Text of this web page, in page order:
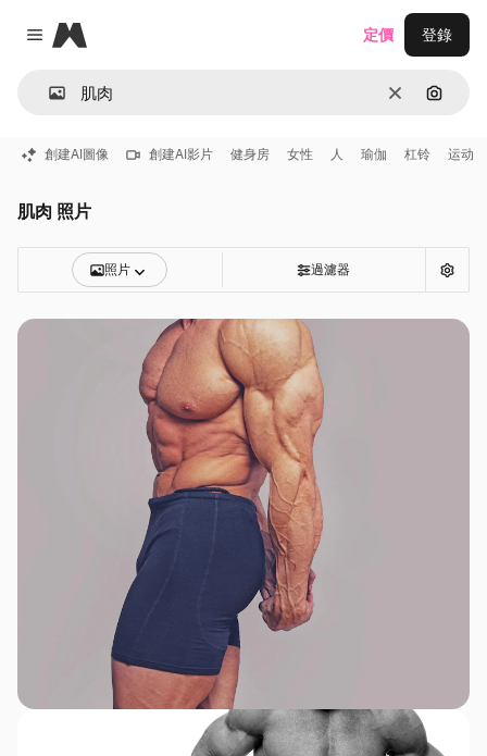
Close menu
Magnific
清除 通過圖
定價 登錄
創建AI圖像 創建AI影片 健身房 女性 人 瑜伽 杠铃 运动
肌肉 照片
照片 過濾器